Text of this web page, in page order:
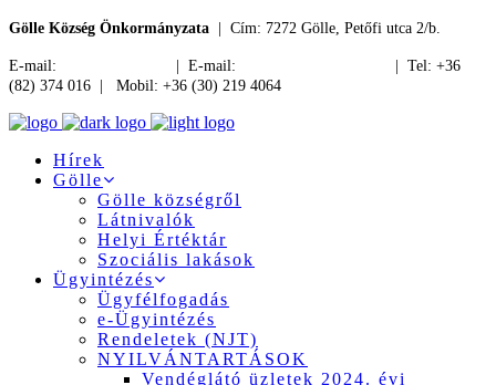
Gölle Község Önkormányzata | Cím: 7272 Gölle, Petőfi utca 2/b.
E-mail: | E-mail:
| Tel: +36
(82) 374 016 | Mobil: +36 (30) 219 4064
Hírek
Gölle
Gölle községről
Látnivalók
Helyi Értéktár
Szociális lakások
Ügyintézés
Ügyfélfogadás
e-Ügyintézés
Rendeletek (NJT)
NYILVÁNTARTÁSOK
Vendéglátó üzletek 2024. évi